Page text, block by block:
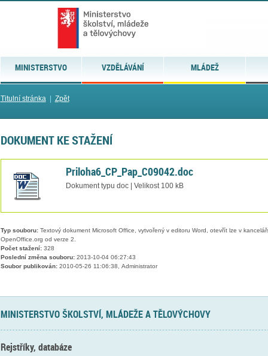
MINISTERSTVO VZDĚLÁVÁNÍ MLÁDEŽ
Titulní stránka| Zpět
DOKUMENT KE STAŽENÍ
Priloha6_CP_Pap_C09042.doc
Dokument typu doc | Velikost 100 kB
Typ souboru:Textový dokument Microsoft Office, vytvořený v editoru Word, otevřít lze v
OpenOffice.org od verze 2.
Počet stažení:328
Poslední změna souboru:2013-10-04 06:27:43
Soubor publikován:2010-05-26 11:06:38, Administrator
MINISTERSTVO ŠKOLSTVÍ, MLÁDEŽE A TĚLOVÝCHOVY
Rejstříky, databáze